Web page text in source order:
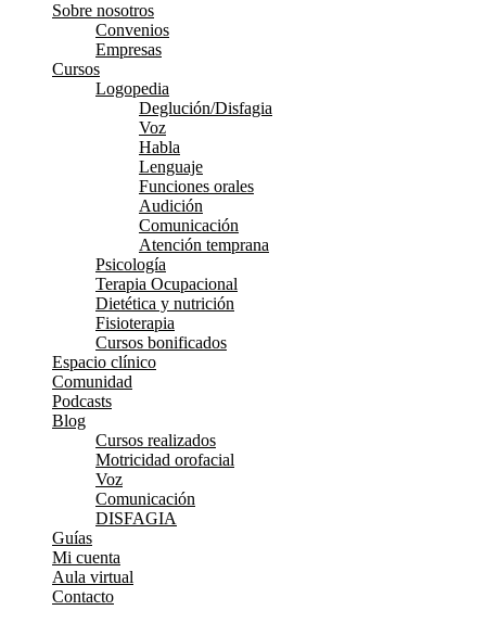
Sobre nosotros
Convenios
Empresas
Cursos
Logopedia
Deglución/Disfagia
Voz
Habla
Lenguaje
Funciones orales
Audición
Comunicación
Atención temprana
Psicología
Terapia Ocupacional
Dietética y nutrición
Fisioterapia
Cursos bonificados
Espacio clínico
Comunidad
Podcasts
Blog
Cursos realizados
Motricidad orofacial
Voz
Comunicación
DISFAGIA
Guías
Mi cuenta
Aula virtual
Contacto